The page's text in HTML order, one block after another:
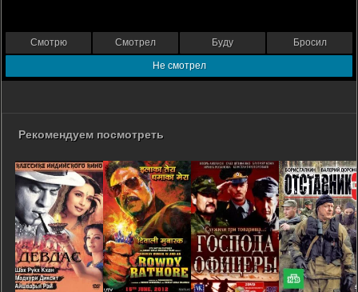
Смотрю Смотрел Буду Бросил
Не смотрел
Рекомендуем посмотреть